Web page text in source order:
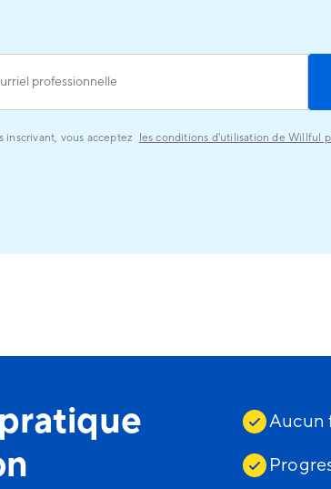
inscrivant, vous acceptez les conditions d'utilisation de Willful
Aucun